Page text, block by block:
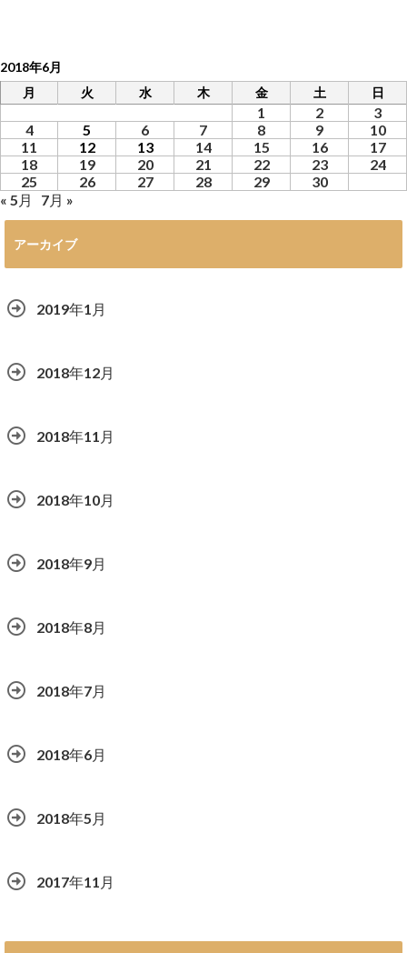
2018年6月
月
火 水 木 金 土 日
1 2
3
4
5 6 7 8 9
10
11
12 13 14 15 16
17
18
19 20 21 22 23
24
25
26 27 28 29
30
« 5月
7月 »
アーカイブ
2019年1月
2018年12月
2018年11月
2018年10月
2018年9月
2018年8月
2018年7月
2018年6月
2018年5月
2017年11月